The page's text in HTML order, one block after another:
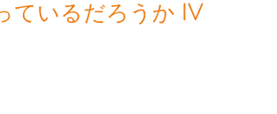
ているだろうか IV